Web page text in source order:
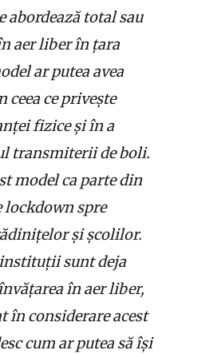
abordează total sau
aer liber în țara
ar putea avea
ce privește
fizice și în a
transmiterii de boli.
model ca parte din
spre
și școlilor.
sunt deja
în aer liber,
în considerare acest
cum ar putea să își